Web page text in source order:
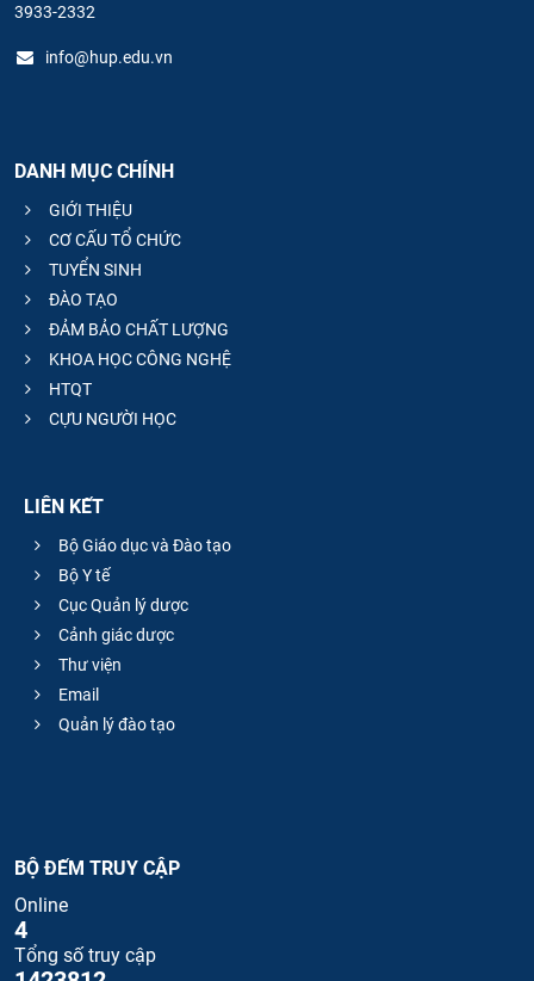
3933-2332
info@hup.edu.vn
DANH MỤC CHÍNH
GIỚI THIỆU
CƠ CẤU TỔ CHỨC
TUYỂN SINH
ĐÀO TẠO
ĐẢM BẢO CHẤT LƯỢNG
KHOA HỌC CÔNG NGHỆ
HTQT
CỰU NGƯỜI HỌC
LIÊN KẾT
Bộ Giáo dục và Đào tạo
Bộ Y tế
Cục Quản lý dược
Cảnh giác dược
Thư viện
Email
Quản lý đào tạo
BỘ ĐẾM TRUY CẬP
Online
4
Tổng số truy cập